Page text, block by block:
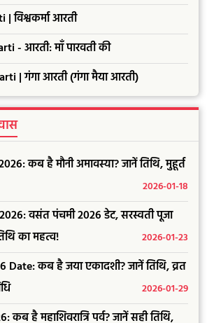
विश्वकर्मा आरती
- आरती: माँ पारवती की
| गंगा आरती (गंगा मैया आरती)
कब है मौनी अमावस्या? जानें तिथि, मुहूर्त
2026-01-18
वसंत पंचमी 2026 डेट, सरस्वती पूजा
का महत्व!
2026-01-23
Date: कब है जया एकादशी? जानें तिथि, व्रत
2026-01-29
है महाशिवरात्रि पर्व? जानें सही तिथि,